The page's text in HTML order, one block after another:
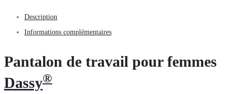
Description
Informations complémentaires
Pantalon de travail pour femmes
Dassy®